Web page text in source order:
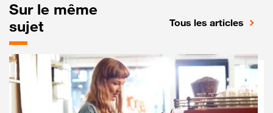
Sur le même
sujet
Tous les articles